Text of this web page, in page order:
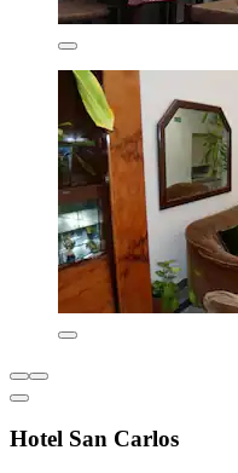
Hotel San Carlos